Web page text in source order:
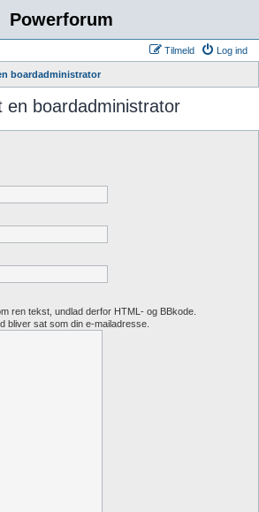
Powerforum
Log ind
Tilmeld
boardadministrator
en boardadministrator
ren tekst, undlad derfor HTML- og BBkode.
bliver sat som din e-mailadresse.